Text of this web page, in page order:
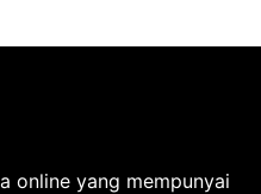
online yang mempunyai